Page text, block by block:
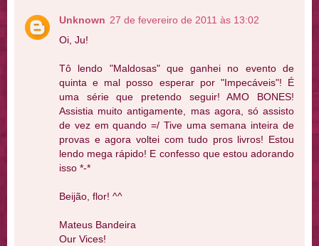
Unknown 27 de fevereiro de 2011 às 13:02
Oi, Ju!
Tô lendo "Maldosas" que ganhei no evento de
quinta e mal posso esperar por "Impecáveis"! É
uma série que pretendo seguir! AMO BONES!
Assistia muito antigamente, mas agora, só assisto
de vez em quando =/ Tive uma semana inteira de
provas e agora voltei com tudo pros livros! Estou
lendo mega rápido! E confesso que estou adorando
isso *-*
Beijão, flor! ^^
Mateus Bandeira
Our Vices!